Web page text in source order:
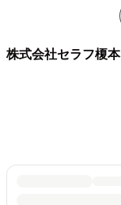
株式会社セラフ榎本